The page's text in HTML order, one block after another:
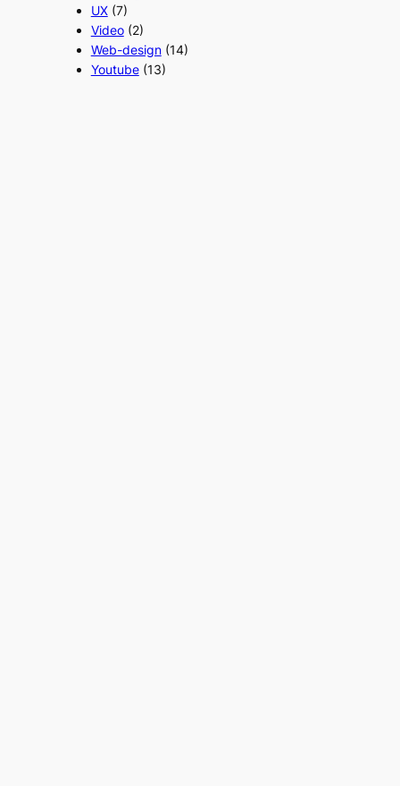
UX(7)
Video(2)
Web-design(14)
Youtube(13)